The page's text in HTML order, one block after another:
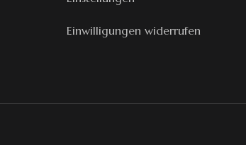
Einwilligungen widerrufen